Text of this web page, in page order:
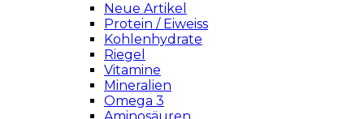
Neue Artikel
Protein / Eiweiss
Kohlenhydrate
Riegel
Vitamine
Mineralien
Omega 3